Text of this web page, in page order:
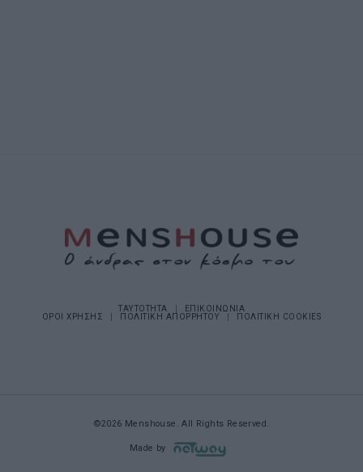
ΤΑΥΤΟΤΗΤΑ
ΕΠΙΚΟΙΝΩΝΙΑ
ΟΡΟΙ ΧΡΗΣΗΣ
ΠΟΛΙΤΙΚΗ ΑΠΟΡΡΗΤΟΥ ΠΟΛΙΤΙΚΗ COOKIES
©2026 Menshouse. All Rights Reserved.
Made by